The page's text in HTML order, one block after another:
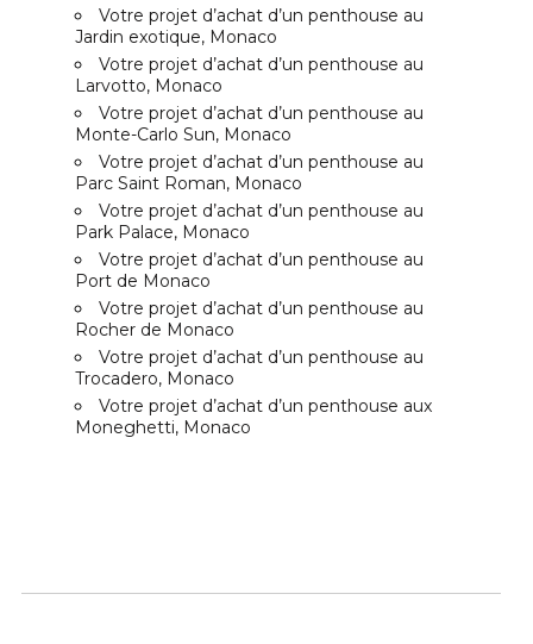
Votre projet d’achat d’un penthouse au
Jardin exotique, Monaco
Votre projet d’achat d’un penthouse au
Larvotto, Monaco
Votre projet d’achat d’un penthouse au
Monte-Carlo Sun, Monaco
Votre projet d’achat d’un penthouse au
Parc Saint Roman, Monaco
Votre projet d’achat d’un penthouse au
Park Palace, Monaco
Votre projet d’achat d’un penthouse au
Port de Monaco
Votre projet d’achat d’un penthouse au
Rocher de Monaco
Votre projet d’achat d’un penthouse au
Trocadero, Monaco
Votre projet d’achat d’un penthouse aux
Moneghetti, Monaco